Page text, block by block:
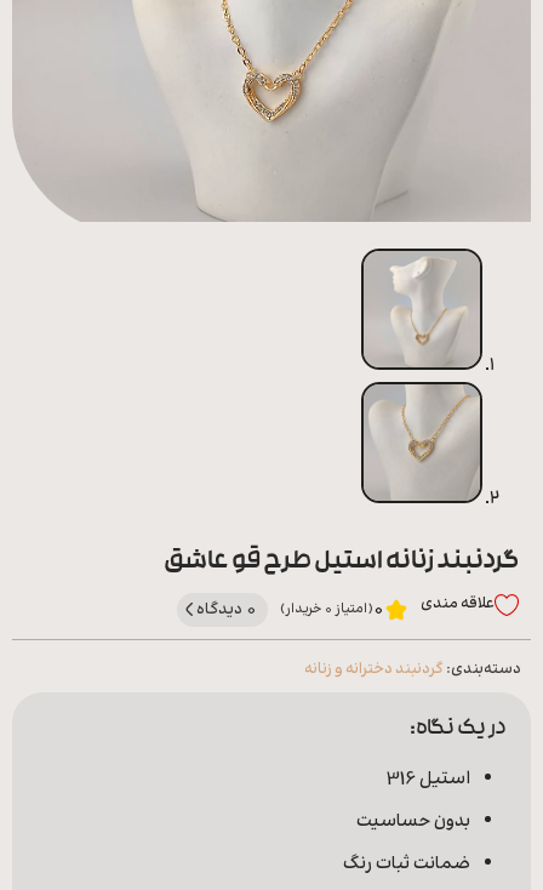
محصولات
گردنبند زنانه استیل طرح قو عاشق
علاقه‌ مندی 0(امتیاز 0 خریدار) 0 دیدگاه
دسته‌بندی: گردنبند دخترانه و زنانه
در یک نگاه:
استیل 316
بدون حساسیت
ضمانت ثبات رنگ